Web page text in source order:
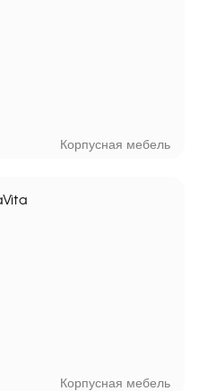
Корпусная мебель
Корпусная мебель